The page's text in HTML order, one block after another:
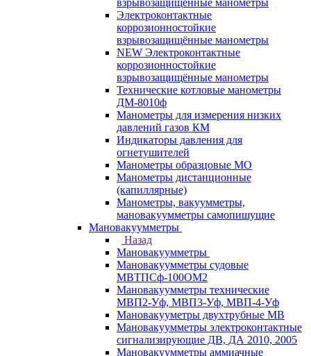
взрывозащищённые манометры
Электроконтактные
коррозионностойкие
взрывозащищённые манометры
NEW Электроконтактные
коррозионностойкие
взрывозащищённые манометры
Технические котловые манометры
ДМ-8010ф
Манометры для измерения низких
давлений газов КМ
Индикаторы давления для
огнетушителей
Манометры образцовые МО
Манометры дистанционные
(капиллярные)
Манометры, вакуумметры,
мановакуумметры самопишущие
Мановакуумметры
Назад
Мановакуумметры
Мановакуумметры судовые
МВТПСф-100ОМ2
Мановакуумметры технические
МВП2-Уф, МВП3-Уф, МВП-4-Уф
Мановакууметры двухтрубные МВ
Мановакуумметры электроконтактные
сигнализирующие ДВ, ДА 2010, 2005
Мановакуумметры аммиачные